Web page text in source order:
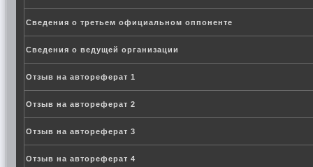
Сведения о третьем официальном оппоненте
Сведения о ведущей организации
Отзыв на автореферат 1
Отзыв на автореферат 2
Отзыв на автореферат 3
Отзыв на автореферат 4